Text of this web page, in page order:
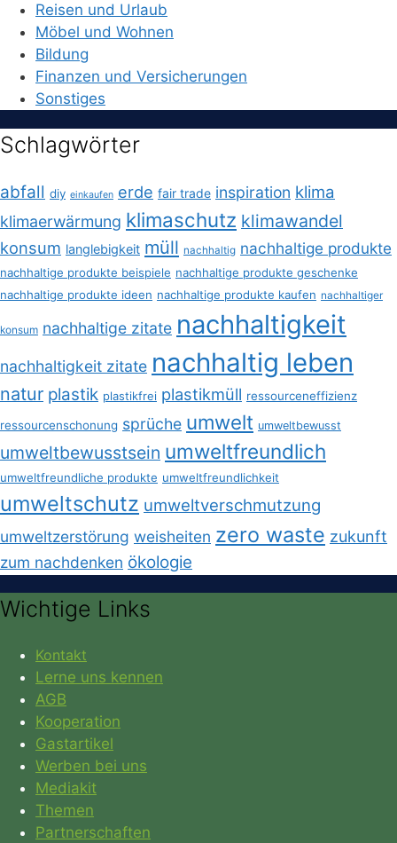
Reisen und Urlaub
Möbel und Wohnen
Bildung
Finanzen und Versicherungen
Sonstiges
Schlagwörter
abfall diy einkaufen erde fair trade inspiration klima
klimaerwärmung klimaschutz klimawandel
konsum langlebigkeit müll nachhaltig nachhaltige produkte
nachhaltige produkte beispiele nachhaltige produkte geschenke
nachhaltige produkte ideen nachhaltige produkte kaufen nachhaltiger
konsum nachhaltige zitate nachhaltigkeit
nachhaltigkeit zitate nachhaltig leben
natur plastik plastikfrei plastikmüll ressourceneffizienz
ressourcenschonung sprüche umwelt umweltbewusst
umweltbewusstsein umweltfreundlich
umweltfreundliche produkte umweltfreundlichkeit
umweltschutz umweltverschmutzung
umweltzerstörung weisheiten zero waste zukunft
zum nachdenken ökologie
Wichtige Links
Kontakt
Lerne uns kennen
AGB
Kooperation
Gastartikel
Werben bei uns
Mediakit
Themen
Partnerschaften